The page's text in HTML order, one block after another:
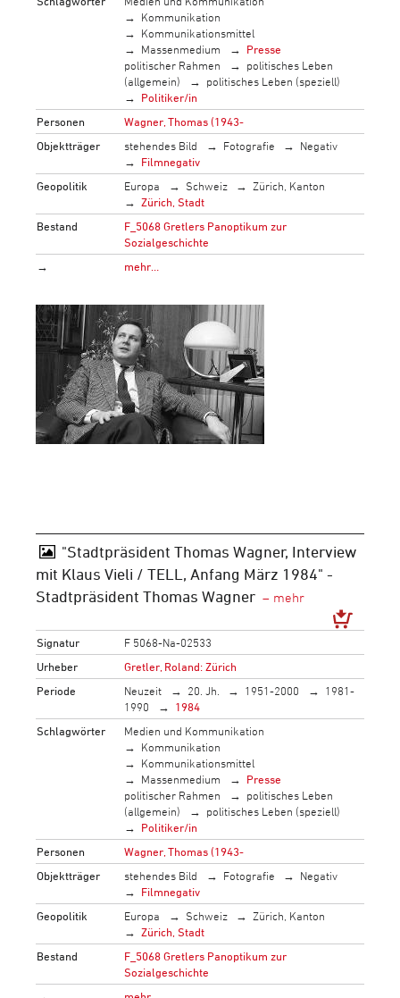
Kommunikation
Kommunikationsmittel
Massenmedium
Presse
politischer Rahmen
politisches Leben
(allgemein)
politisches Leben (speziell)
Politiker/in
Personen
Wagner, Thomas (1943-
Objektträger
stehendes Bild Fotografie
Negativ
Filmnegativ
Geopolitik
Europa Schweiz
Zürich, Kanton
Zürich, Stadt
Bestand
F_5068 Gretlers Panoptikum zur
Sozialgeschichte
→
mehr…
"Stadtpräsident Thomas Wagner, Interview
mit Klaus Vieli / TELL, Anfang März 1984" -
Stadtpräsident Thomas Wagner
Signatur
F 5068-Na-02533
Urheber
Gretler, Roland: Zürich
Periode
Neuzeit 20. Jh. 1951-2000
1981-
1990
1984
Schlagwörter
Medien und Kommunikation
Kommunikation
Kommunikationsmittel
Massenmedium
Presse
politischer Rahmen
politisches Leben
(allgemein)
politisches Leben (speziell)
Politiker/in
Personen
Wagner, Thomas (1943-
Objektträger
stehendes Bild Fotografie
Negativ
Filmnegativ
Geopolitik
Europa Schweiz
Zürich, Kanton
Zürich, Stadt
Bestand
F_5068 Gretlers Panoptikum zur
Sozialgeschichte